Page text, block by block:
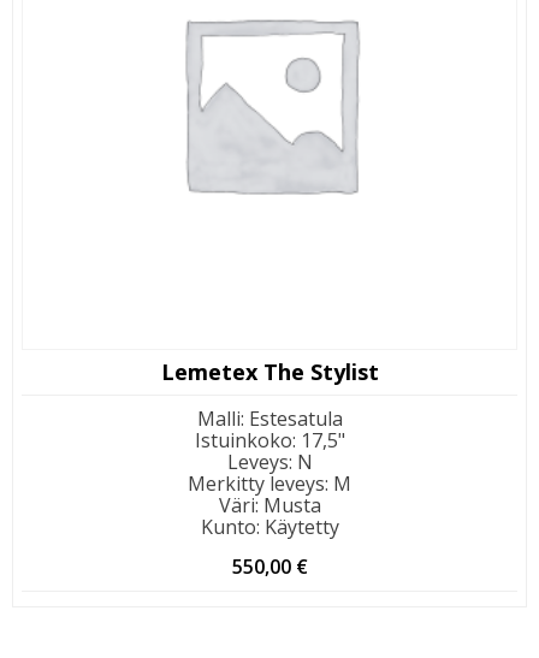
Lemetex The Stylist
Malli: Estesatula
Istuinkoko: 17,5"
Leveys: N
Merkitty leveys: M
Väri: Musta
Kunto: Käytetty
550,00 €